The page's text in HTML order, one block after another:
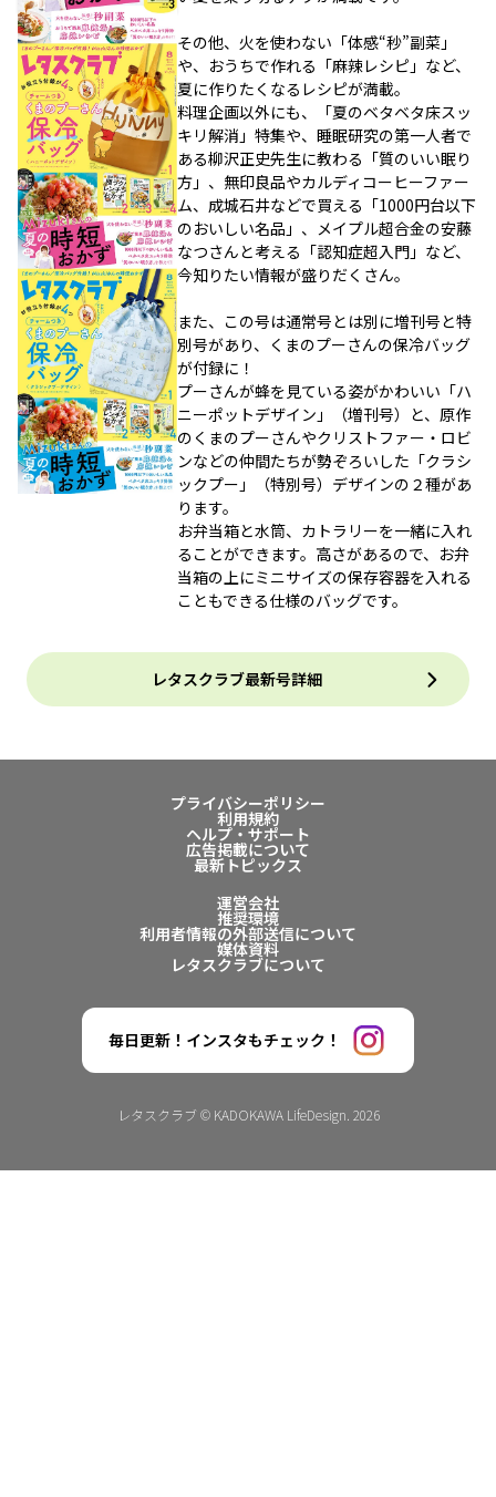
その他、火を使わない「体感“秒”副菜」
や、おうちで作れる「麻辣レシピ」など、
夏に作りたくなるレシピが満載。
料理企画以外にも、「夏のベタベタ床スッ
キリ解消」特集や、睡眠研究の第一人者で
ある柳沢正史先生に教わる「質のいい眠り
方」、無印良品やカルディコーヒーファー
ム、成城石井などで買える「1000円台以下
のおいしい名品」、メイプル超合金の安藤
なつさんと考える「認知症超入門」など、
今知りたい情報が盛りだくさん。
また、この号は通常号とは別に増刊号と特
別号があり、くまのプーさんの保冷バッグ
が付録に！
プーさんが蜂を見ている姿がかわいい「ハ
ニーポットデザイン」（増刊号）と、原作
のくまのプーさんやクリストファー・ロビ
ンなどの仲間たちが勢ぞろいした「クラシ
ックプー」（特別号）デザインの２種があ
ります。
お弁当箱と水筒、カトラリーを一緒に入れ
ることができます。高さがあるので、お弁
当箱の上にミニサイズの保存容器を入れる
こともできる仕様のバッグです。
レタスクラブ最新号詳細
プライバシーポリシー
利用規約
ヘルプ・サポート
広告掲載について
最新トピックス
運営会社
推奨環境
利用者情報の外部送信について
媒体資料
レタスクラブについて
毎日更新！インスタもチェック！
レタスクラブ © KADOKAWA LifeDesign. 2026